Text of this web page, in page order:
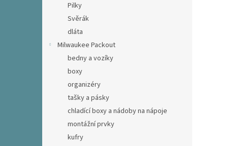
Pilky
Svěrák
dláta
Milwaukee Packout
bedny a vozíky
boxy
organizéry
tašky a pásky
chladící boxy a nádoby na nápoje
montážní prvky
kufry